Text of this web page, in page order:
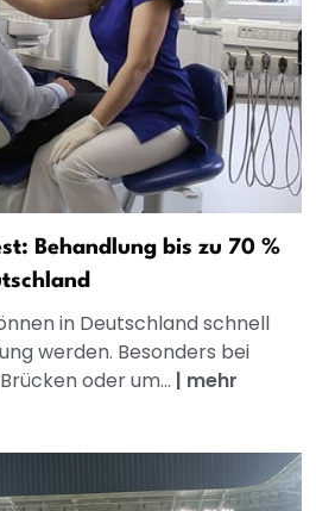
Behandlung bis zu 70 %
in Deutschland schnell
werden. Besonders bei
oder um... | mehr